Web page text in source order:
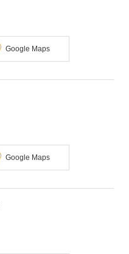
Google Maps
Google Maps